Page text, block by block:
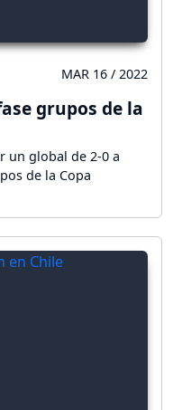
MAR 16 / 2022
grupos de la
un global de 2-0 a
de la Copa